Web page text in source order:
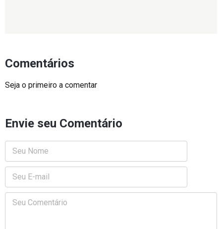
Comentários
Seja o primeiro a comentar
Envie seu Comentário